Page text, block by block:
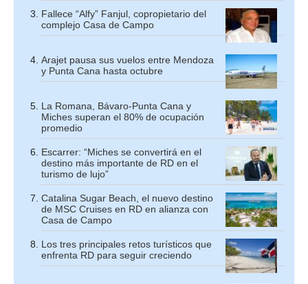
Fallece “Alfy” Fanjul, copropietario del
complejo Casa de Campo
Arajet pausa sus vuelos entre Mendoza
y Punta Cana hasta octubre
La Romana, Bávaro-Punta Cana y
Miches superan el 80% de ocupación
promedio
Escarrer: “Miches se convertirá en el
destino más importante de RD en el
turismo de lujo”
Catalina Sugar Beach, el nuevo destino
de MSC Cruises en RD en alianza con
Casa de Campo
Los tres principales retos turísticos que
enfrenta RD para seguir creciendo